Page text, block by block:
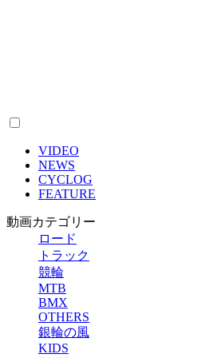
VIDEO
NEWS
CYCLOG
FEATURE
動画カテゴリー
ロード
トラック
競輪
MTB
BMX
OTHERS
銀輪の風
KIDS